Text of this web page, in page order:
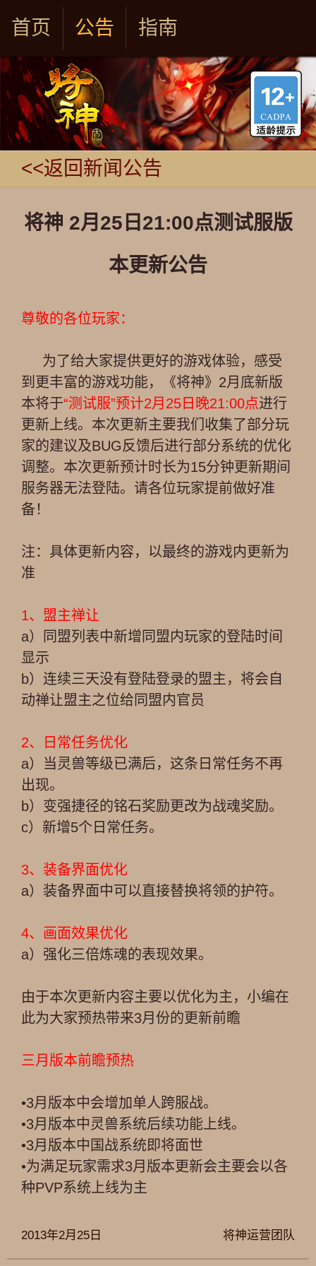
首页 公告 指南
<<返回新闻公告
将神 2月25日21:00点测试服版
本更新公告
尊敬的各位玩家：
为了给大家提供更好的游戏体验，感受
到更丰富的游戏功能，《将神》2月底新版
本将于“测试服”预计2月25日晚21:00点进行
更新上线。本次更新主要我们收集了部分玩
家的建议及BUG反馈后进行部分系统的优化
调整。本次更新预计时长为15分钟更新期间
服务器无法登陆。请各位玩家提前做好准
备！
注：具体更新内容，以最终的游戏内更新为
准
1、盟主禅让
a）同盟列表中新增同盟内玩家的登陆时间
显示
b）连续三天没有登陆登录的盟主，将会自
动禅让盟主之位给同盟内官员
2、日常任务优化
a）当灵兽等级已满后，这条日常任务不再
出现。
b）变强捷径的铭石奖励更改为战魂奖励。
c）新增5个日常任务。
3、装备界面优化
a）装备界面中可以直接替换将领的护符。
4、画面效果优化
a）强化三倍炼魂的表现效果。
由于本次更新内容主要以优化为主，小编在
此为大家预热带来3月份的更新前瞻
三月版本前瞻预热
•3月版本中会增加单人跨服战。
•3月版本中灵兽系统后续功能上线。
•3月版本中国战系统即将面世
•为满足玩家需求3月版本更新会主要会以各
种PVP系统上线为主
将神运营团队
2013年2月25日